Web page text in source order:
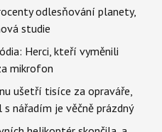
odlesňování planety,
studie
Herci, kteří vyměnili
mikrofon
ušetří tisíce za opraváře,
nářadím je věčně prázdný